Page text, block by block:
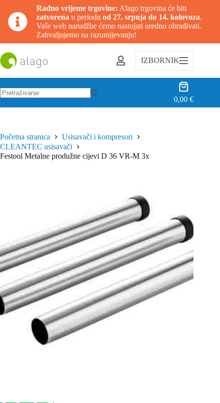
Radno vrijeme trgovine: Alago trgovina će biti
zatvorena u periodu od 27. srpnja do 14. kolovoza.
Vaše web narudžbe ćemo nastojati uredno obrađivati.
Zahvaljujemo na razumijevanju!
na
sadržaj
IZBORNIK
Košarica
0,00€
Početna stranica
Usisavači i kompresori
CLEANTEC usisavači
Festool Metalne produžne cijevi D 36 VR-M 3x